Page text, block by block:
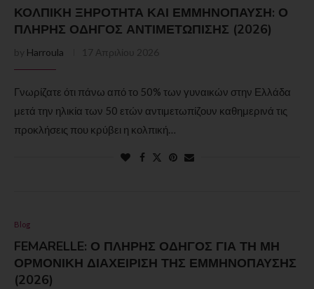
ΚΟΛΠΙΚΉ ΞΗΡΌΤΗΤΑ ΚΑΙ ΕΜΜΗΝΌΠΑΥΣΗ: Ο
ΠΛΉΡΗΣ ΟΔΗΓΌΣ ΑΝΤΙΜΕΤΏΠΙΣΗΣ (2026)
by Harroula 17 Απριλίου 2026
Γνωρίζατε ότι πάνω από το 50% των γυναικών στην Ελλάδα
μετά την ηλικία των 50 ετών αντιμετωπίζουν καθημερινά τις
προκλήσεις που κρύβει η κολπική…
Blog
FEMARELLE: Ο ΠΛΉΡΗΣ ΟΔΗΓΌΣ ΓΙΑ ΤΗ ΜΗ
ΟΡΜΟΝΙΚΉ ΔΙΑΧΕΊΡΙΣΗ ΤΗΣ ΕΜΜΗΝΌΠΑΥΣΗΣ
(2026)